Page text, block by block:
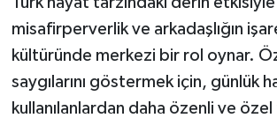
misafirperverlik ve arkadaşlığın
kültüründe merkezi bir rol oynar.
saygılarını göstermek için, günlük
kullanılanlardan daha özenli ve